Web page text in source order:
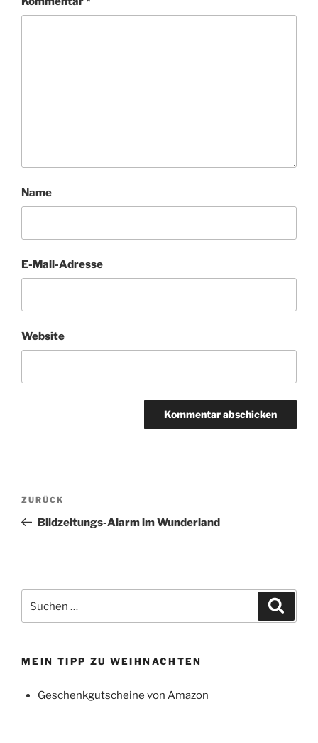
Name
E-Mail-Adresse
Website
Beitragsnavigation
Vorheriger
Beitrag
ZURÜCK
Bildzeitungs-Alarm im Wunderland
nach:
MEIN TIPP ZU WEIHNACHTEN
Geschenkgutscheine von Amazon